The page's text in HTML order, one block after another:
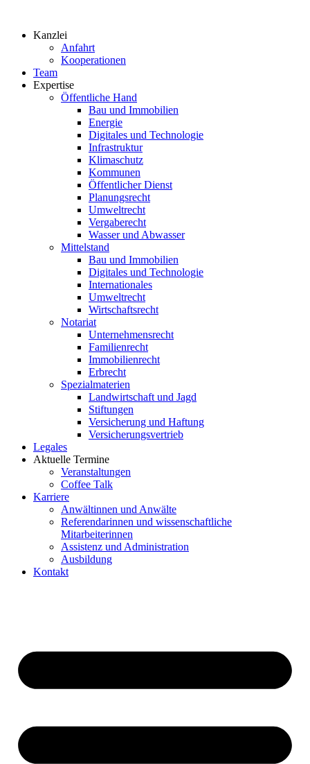
springenKanzlei
Anfahrt
Kooperationen
Team
Expertise
Öffentliche Hand
Bau und Immobilien
Energie
Digitales und Technologie
Infrastruktur
Klimaschutz
Kommunen
Öffentlicher Dienst
Planungsrecht
Umweltrecht
Vergaberecht
Wasser und Abwasser
Mittelstand
Bau und Immobilien
Digitales und Technologie
Internationales
Umweltrecht
Wirtschaftsrecht
Notariat
Unternehmensrecht
Familienrecht
Immobilienrecht
Erbrecht
Spezialmaterien
Landwirtschaft und Jagd
Stiftungen
Versicherung und Haftung
Versicherungsvertrieb
Legales
Aktuelle Termine
Veranstaltungen
Coffee Talk
Karriere
Anwältinnen und Anwälte
Referendarinnen und wissenschaftliche
Mitarbeiterinnen
Assistenz und Administration
Ausbildung
Kontakt